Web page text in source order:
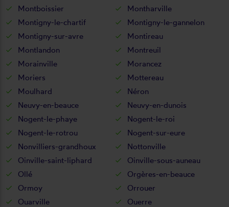
Montboissier
Montharville
Montigny-le-chartif
Montigny-le-gannelon
Montigny-sur-avre
Montireau
Montlandon
Montreuil
Morainville
Morancez
Moriers
Mottereau
Moulhard
Néron
Neuvy-en-beauce
Neuvy-en-dunois
Nogent-le-phaye
Nogent-le-roi
Nogent-le-rotrou
Nogent-sur-eure
Nonvilliers-grandhoux
Nottonville
Oinville-saint-liphard
Oinville-sous-auneau
Ollé
Orgères-en-beauce
Ormoy
Orrouer
Ouarville
Ouerre